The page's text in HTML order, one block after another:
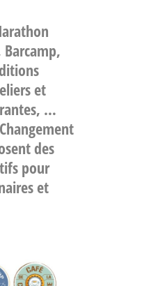
et
…
des
pour
et